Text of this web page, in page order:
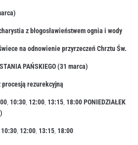
z błogosławieństwem ognia i wody
na odnowienie przyrzeczeń Chrztu Św.
PAŃSKIEGO (31 marca)
procesją rezurekcyjną
00, 10:30, 12:00, 13:15, 18:00PONIEDZIAŁEK
10:30, 12:00, 13:15, 18:00